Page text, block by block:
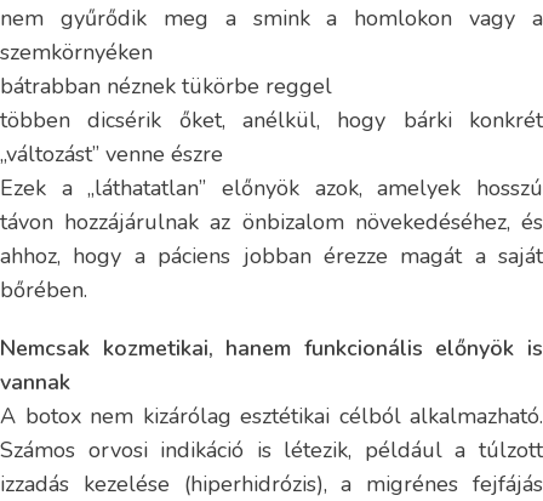
nem gyűrődik meg a smink a homlokon vagy a
szemkörnyéken
bátrabban néznek tükörbe reggel
többen dicsérik őket, anélkül, hogy bárki konkrét
„változást” venne észre
Ezek a „láthatatlan” előnyök azok, amelyek hosszú
távon hozzájárulnak az önbizalom növekedéséhez, és
ahhoz, hogy a páciens jobban érezze magát a saját
bőrében.
Nemcsak kozmetikai, hanem funkcionális előnyök is
vannak
A botox nem kizárólag esztétikai célból alkalmazható.
Számos orvosi indikáció is létezik, például a túlzott
izzadás kezelése (hiperhidrózis), a migrénes fejfájás